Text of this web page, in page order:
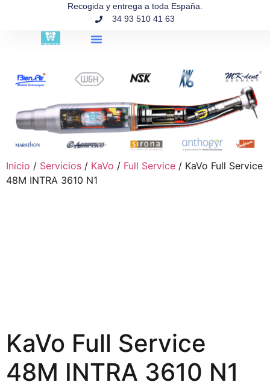
Recogida y entrega a toda España.
34 93 510 41 63
Inicio / Servicios / KaVo / Full Service / KaVo Full Service
48M INTRA 3610 N1
KaVo Full Service
48M INTRA 3610 N1